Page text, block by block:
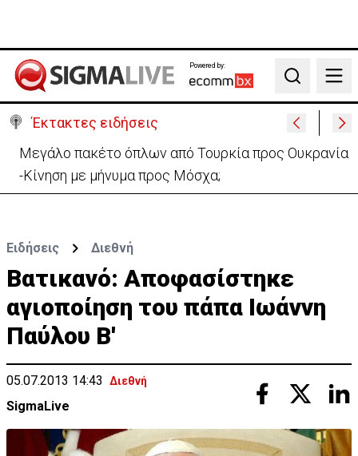
Powered by:
Search
Έκτακτες ειδήσεις
Μεγάλο πακέτο όπλων από Τουρκία προς Ουκρανία
-Κίνηση με μήνυμα προς Μόσχα;
Ειδήσεις Διεθνή
Βατικανό: Αποφασίστηκε
αγιοποίηση του πάπα Ιωάννη
Παύλου Β'
05.07.2013 14:43 Διεθνή
SigmaLive